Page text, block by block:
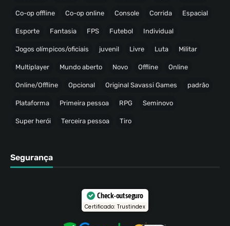
Co-op offline Co-op online Console Corrida Espacial
Esporte Fantasia FPS Futebol Individual
Jogos olímpicos/oficiais juvenil Livre Luta Militar
Multiplayer Mundo aberto Novo Offline Online
Online/Offline Opcional Original Savassi Games padrão
Plataforma Primeira pessoa RPG Seminovo
Super herói Terceira pessoa Tiro
Segurança
Check-out seguro
Certificado: Trustindex